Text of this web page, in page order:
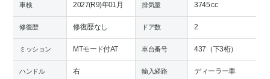
車検 2027(R9)年01月 排気量 3745 cc
修復歴 修復歴なし ドア数 2
ミッション MTモード付AT 車台番号 437（下3桁）
ハンドル 右 輸入経路 ディーラー車